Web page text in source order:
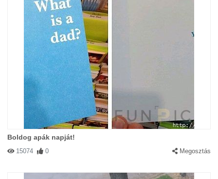
Boldog apák napját!
15074 0 Megosztás